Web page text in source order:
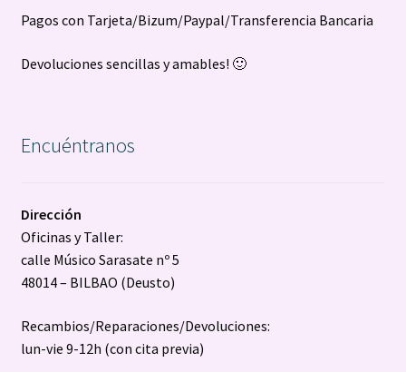
Pagos con Tarjeta/Bizum/Paypal/Transferencia Bancaria
Devoluciones sencillas y amables! 🙂
Encuéntranos
Dirección
Oficinas y Taller:
calle Músico Sarasate nº 5
48014 – BILBAO (Deusto)
Recambios/Reparaciones/Devoluciones:
lun-vie 9-12h (con cita previa)